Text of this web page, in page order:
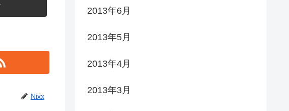
Nixx
2013年6月
2013年5月
2013年4月
2013年3月